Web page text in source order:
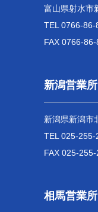
富山県射水市
TEL 0766-86-
FAX 0766-
新潟営業所
新潟県新潟市
TEL 025-255-
FAX 025-
相馬営業所